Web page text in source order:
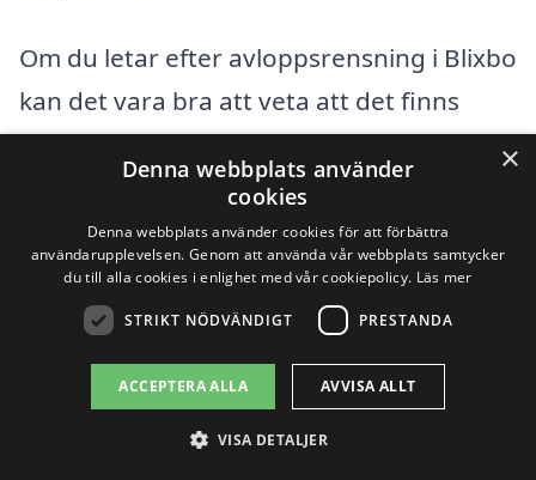
Om du letar efter avloppsrensning i Blixbo
kan det vara bra att veta att det finns
flera omkringliggande städer där du kan
få hjälp. Här är några av dessa städer:
Falu
Grängesberg
Ludvika
×
Denna webbplats använder
cookies
Denna webbplats använder cookies för att förbättra
användarupplevelsen. Genom att använda vår webbplats samtycker
du till alla cookies i enlighet med vår cookiepolicy. Läs mer
STRIKT NÖDVÄNDIGT PRESTANDA
ACCEPTERA ALLA AVVISA ALLT
VISA DETALJER